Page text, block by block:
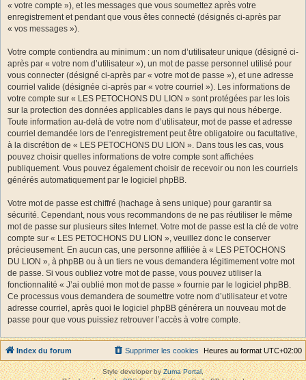
« votre compte »), et les messages que vous soumettez après votre
enregistrement et pendant que vous êtes connecté (désignés ci-après par
« vos messages »).
Votre compte contiendra au minimum : un nom d’utilisateur unique (désigné ci-
après par « votre nom d’utilisateur »), un mot de passe personnel utilisé pour
vous connecter (désigné ci-après par « votre mot de passe »), et une adresse
courriel valide (désignée ci-après par « votre courriel »). Les informations de
votre compte sur « LES PETOCHONS DU LION » sont protégées par les lois
sur la protection des données applicables dans le pays qui nous héberge.
Toute information au-delà de votre nom d’utilisateur, mot de passe et adresse
courriel demandée lors de l’enregistrement peut être obligatoire ou facultative,
à la discrétion de « LES PETOCHONS DU LION ». Dans tous les cas, vous
pouvez choisir quelles informations de votre compte sont affichées
publiquement. Vous pouvez également choisir de recevoir ou non les courriels
générés automatiquement par le logiciel phpBB.
Votre mot de passe est chiffré (hachage à sens unique) pour garantir sa
sécurité. Cependant, nous vous recommandons de ne pas réutiliser le même
mot de passe sur plusieurs sites Internet. Votre mot de passe est la clé de votre
compte sur « LES PETOCHONS DU LION », veuillez donc le conserver
précieusement. En aucun cas, une personne affiliée à « LES PETOCHONS
DU LION », à phpBB ou à un tiers ne vous demandera légitimement votre mot
de passe. Si vous oubliez votre mot de passe, vous pouvez utiliser la
fonctionnalité « J’ai oublié mon mot de passe » fournie par le logiciel phpBB.
Ce processus vous demandera de soumettre votre nom d’utilisateur et votre
adresse courriel, après quoi le logiciel phpBB générera un nouveau mot de
passe pour que vous puissiez retrouver l’accès à votre compte.
Index du forum Heures au format UTC+02:00
Supprimer les cookies
Style developer byZuma Portal,